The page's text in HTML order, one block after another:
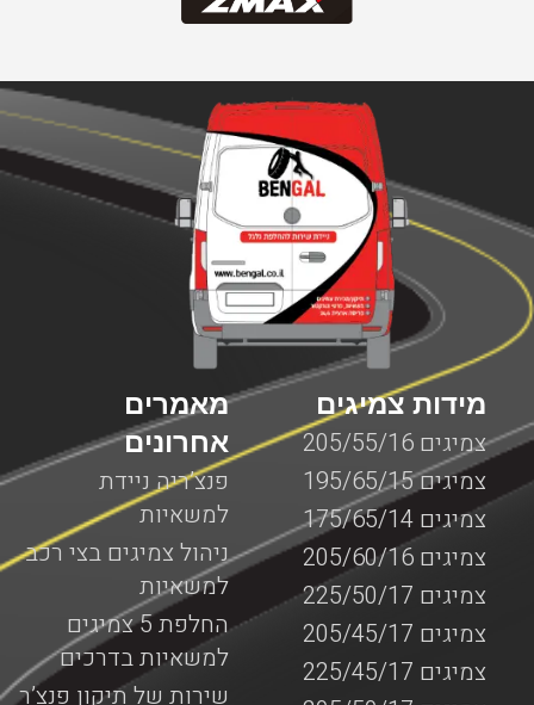
מאמרים
אחרונים
פנצ’ריה ניידת
למשאיות
ניהול צמיגים בצי רכב
למשאיות
החלפת 5 צמיגים
למשאיות בדרכים
שירות של תיקון פנצ’ר
מידות צמיגים
צמיגים 205/55/16
צמיגים 195/65/15
צמיגים 175/65/14
צמיגים 205/60/16
צמיגים 225/50/17
צמיגים 205/45/17
צמיגים 225/45/17